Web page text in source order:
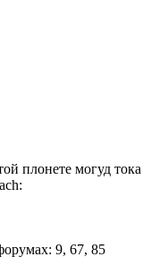
плонете могуд тока